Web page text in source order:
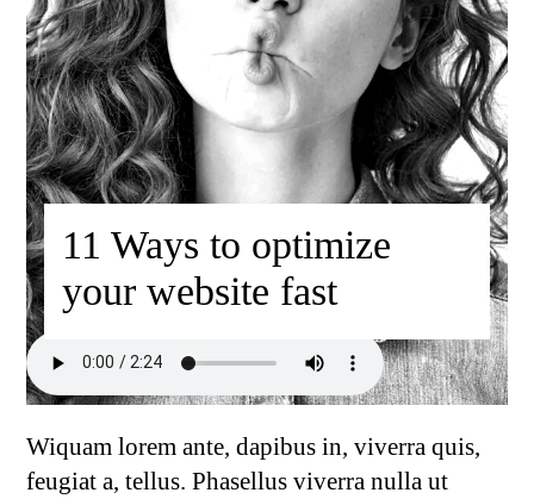
11 Ways to optimize
your website fast
Wiquam lorem ante, dapibus in, viverra quis,
feugiat a, tellus. Phasellus viverra nulla ut